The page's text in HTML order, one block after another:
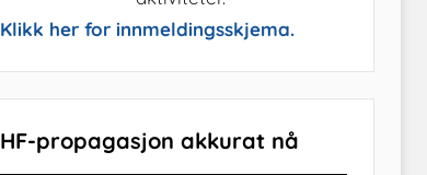
Klikk her for innmeldingsskjema.
HF-propagasjon akkurat nå